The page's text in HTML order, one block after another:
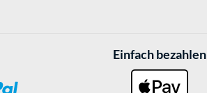
Einfach bezahlen